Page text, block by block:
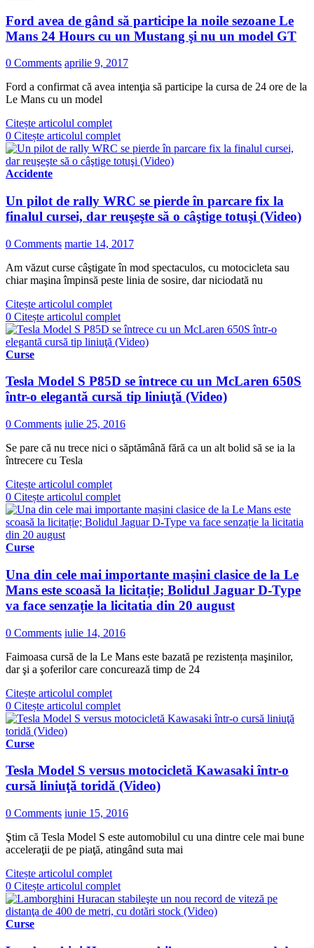
Ford avea de gând să participe la noile sezoane Le
Mans 24 Hours cu un Mustang şi nu un model GT
0 Comments aprilie 9, 2017
Ford a confirmat că avea intenţia să participe la cursa de 24 ore de la
Le Mans cu un model
Citește articolul complet
0 Citește articolul complet
Accidente
Un pilot de rally WRC se pierde în parcare fix la
finalul cursei, dar reuşeşte să o câştige totuşi (Video)
0 Comments martie 14, 2017
Am văzut curse câştigate în mod spectaculos, cu motocicleta sau
chiar maşina împinsă peste linia de sosire, dar niciodată nu
Citește articolul complet
0 Citește articolul complet
Curse
Tesla Model S P85D se întrece cu un McLaren 650S
într-o elegantă cursă tip liniuţă (Video)
0 Comments iulie 25, 2016
Se pare că nu trece nici o săptămână fără ca un alt bolid să se ia la
întrecere cu Tesla
Citește articolul complet
0 Citește articolul complet
Curse
Una din cele mai importante mașini clasice de la Le
Mans este scoasă la licitație; Bolidul Jaguar D-Type
va face senzație la licitatia din 20 august
0 Comments iulie 14, 2016
Faimoasa cursă de la Le Mans este bazată pe rezistența maşinilor,
dar şi a şoferilor care concurează timp de 24
Citește articolul complet
0 Citește articolul complet
Curse
Tesla Model S versus motocicletă Kawasaki într-o
cursă liniuţă toridă (Video)
0 Comments iunie 15, 2016
Ştim că Tesla Model S este automobilul cu una dintre cele mai bune
acceleraţii de pe piaţă, atingând suta mai
Citește articolul complet
0 Citește articolul complet
Curse